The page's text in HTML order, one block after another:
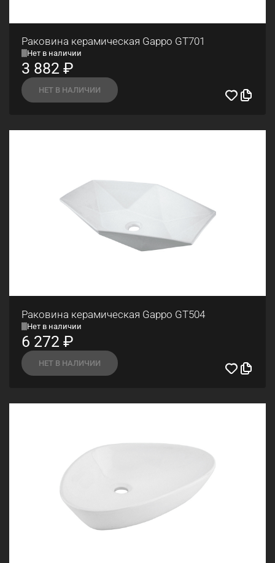
Раковина керамическая Gappo GT701
Нет в наличии
3 882₽
НЕТ В НАЛИЧИИ
Раковина керамическая Gappo GT504
Нет в наличии
6 272₽
НЕТ В НАЛИЧИИ